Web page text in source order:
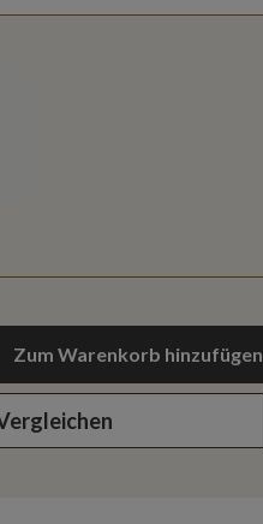
Zum Warenkorb hinzufügen